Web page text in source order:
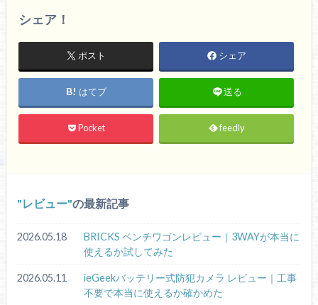
シェア！
ポスト シェア
はてブ 送る
Pocket feedly
レビュー の最新記事
2026.05.18
BRICKS ベンチワゴンレビュー｜3WAYが本当に
使えるか試してみた
2026.05.11
ieGeekバッテリー式防犯カメラ レビュー｜工事
不要で本当に使えるか確かめた